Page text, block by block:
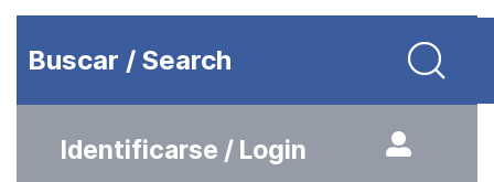
Buscar / Search
Identificarse / Login